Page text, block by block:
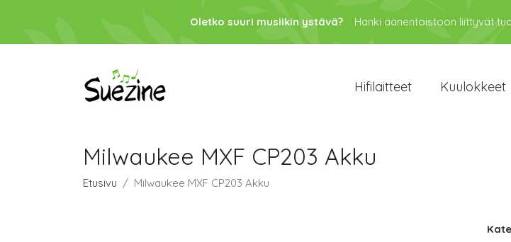
Oletko suuri musiikin ystävä? Hanki äänentoistoon liittyvät
Hifilaitteet Kuulokkeet
Milwaukee MXF CP203 Akku
Etusivu Milwaukee MXF CP203 Akku